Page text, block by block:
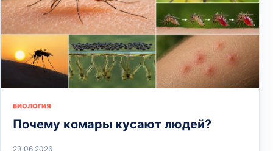
БИОЛОГИЯ
Почему комары кусают людей?
23.06.2026